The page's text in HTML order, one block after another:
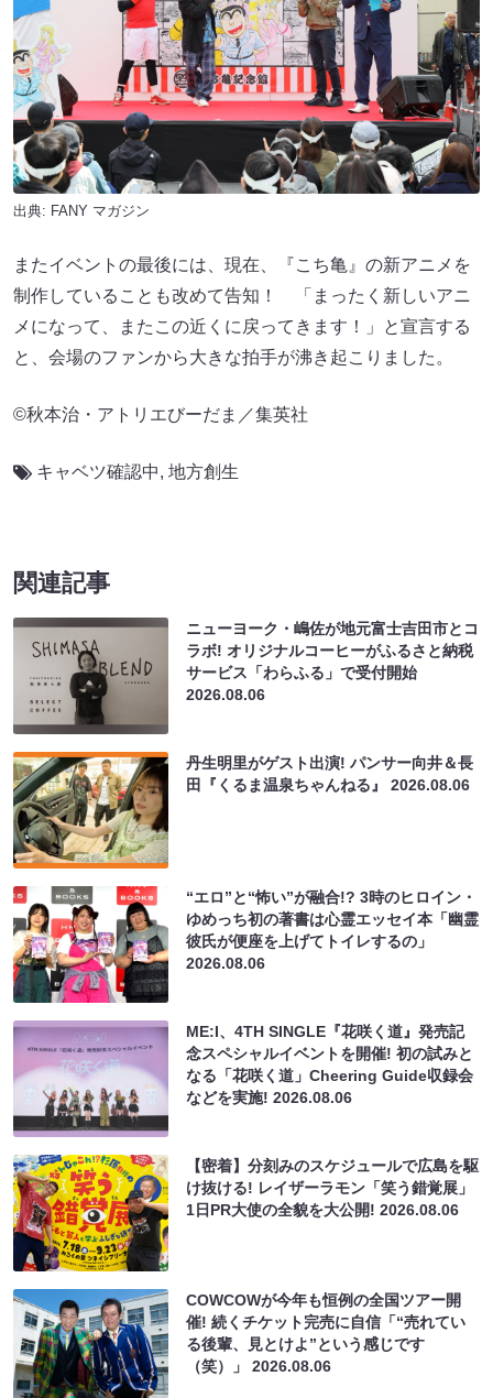
出典: FANY マガジン
またイベントの最後には、現在、『こち亀』の新アニメを
制作していることも改めて告知！ 「まったく新しいアニ
メになって、またこの近くに戻ってきます！」と宣言する
と、会場のファンから大きな拍手が沸き起こりました。
©秋本治・アトリエびーだま／集英社
キャベツ確認中, 地方創生
関連記事
ニューヨーク・嶋佐が地元富士吉田市とコ
ラボ! オリジナルコーヒーがふるさと納税
サービス「わらふる」で受付開始
2026.08.06
丹生明里がゲスト出演! パンサー向井＆長
田『くるま温泉ちゃんねる』2026.08.06
“エロ”と“怖い”が融合!? 3時のヒロイン・
ゆめっち初の著書は心霊エッセイ本「幽霊
彼氏が便座を上げてトイレするの」
2026.08.06
ME:I、4TH SINGLE『花咲く道』発売記
念スペシャルイベントを開催! 初の試みと
なる「花咲く道」Cheering Guide収録会
などを実施!2026.08.06
【密着】分刻みのスケジュールで広島を駆
け抜ける! レイザーラモン「笑う錯覚展」
1日PR大使の全貌を大公開!2026.08.06
COWCOWが今年も恒例の全国ツアー開
催! 続くチケット完売に自信「“売れてい
る後輩、見とけよ”という感じです
（笑）」2026.08.06